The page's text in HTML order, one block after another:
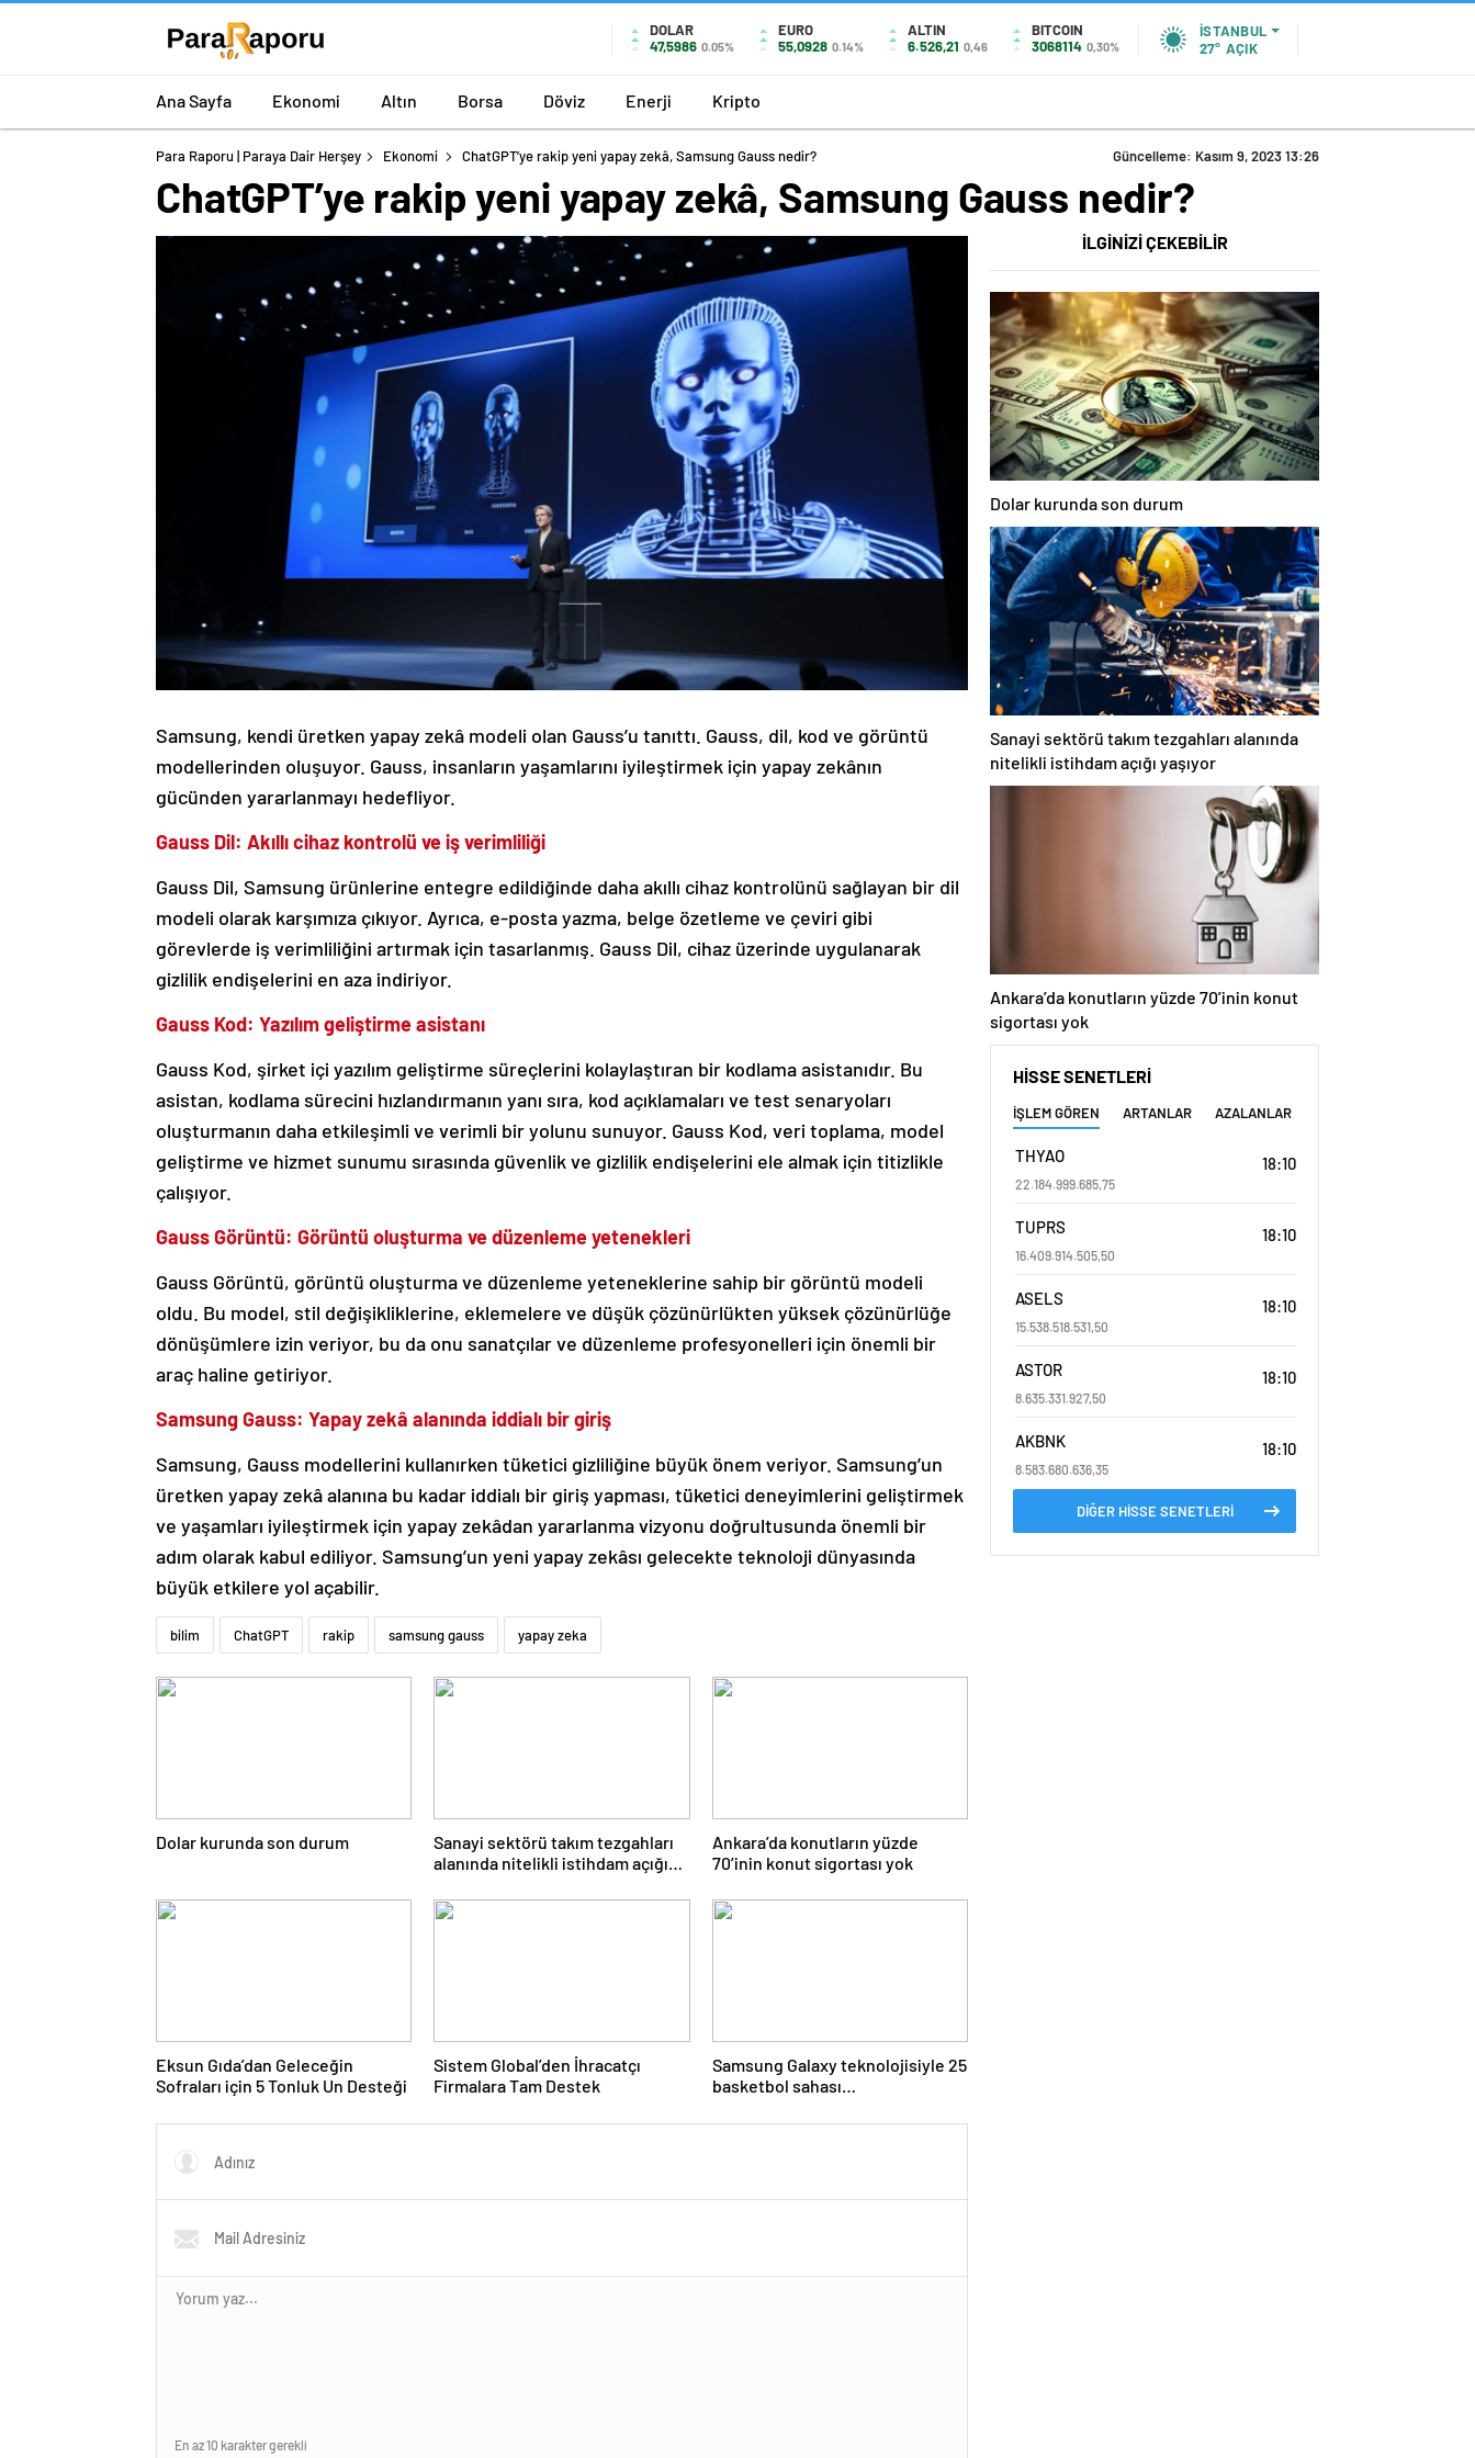
DOLAR
47,5986 0.05%
EURO
55,0928 0.14%
ALTIN
6.526,21 0,46
BITCOIN
3068114 0,30%
İSTANBUL
27° AÇIK
Ana Sayfa Ekonomi Altın Borsa Döviz Enerji Kripto
Para Raporu | Paraya Dair Herşey Ekonomi ChatGPT’ye rakip yeni yapay zekâ, Samsung Gauss nedir? Güncelleme: Kasım 9, 2023 13:26
ChatGPT’ye rakip yeni yapay zekâ, Samsung Gauss nedir?
Samsung, kendi üretken yapay zekâ modeli olan Gauss’u tanıttı. Gauss, dil, kod ve görüntü
modellerinden oluşuyor. Gauss, insanların yaşamlarını iyileştirmek için yapay zekânın
gücünden yararlanmayı hedefliyor.
Gauss Dil: Akıllı cihaz kontrolü ve iş verimliliği
Gauss Dil, Samsung ürünlerine entegre edildiğinde daha akıllı cihaz kontrolünü sağlayan bir dil
modeli olarak karşımıza çıkıyor. Ayrıca, e-posta yazma, belge özetleme ve çeviri gibi
görevlerde iş verimliliğini artırmak için tasarlanmış. Gauss Dil, cihaz üzerinde uygulanarak
gizlilik endişelerini en aza indiriyor.
Gauss Kod: Yazılım geliştirme asistanı
Gauss Kod, şirket içi yazılım geliştirme süreçlerini kolaylaştıran bir kodlama asistanıdır. Bu
asistan, kodlama sürecini hızlandırmanın yanı sıra, kod açıklamaları ve test senaryoları
oluşturmanın daha etkileşimli ve verimli bir yolunu sunuyor. Gauss Kod, veri toplama, model
geliştirme ve hizmet sunumu sırasında güvenlik ve gizlilik endişelerini ele almak için titizlikle
çalışıyor.
Gauss Görüntü: Görüntü oluşturma ve düzenleme yetenekleri
Gauss Görüntü, görüntü oluşturma ve düzenleme yeteneklerine sahip bir görüntü modeli
oldu. Bu model, stil değişikliklerine, eklemelere ve düşük çözünürlükten yüksek çözünürlüğe
dönüşümlere izin veriyor, bu da onu sanatçılar ve düzenleme profesyonelleri için önemli bir
araç haline getiriyor.
Samsung Gauss: Yapay zekâ alanında iddialı bir giriş
Samsung, Gauss modellerini kullanırken tüketici gizliliğine büyük önem veriyor. Samsung’un
üretken yapay zekâ alanına bu kadar iddialı bir giriş yapması, tüketici deneyimlerini geliştirmek
ve yaşamları iyileştirmek için yapay zekâdan yararlanma vizyonu doğrultusunda önemli bir
adım olarak kabul ediliyor. Samsung’un yeni yapay zekâsı gelecekte teknoloji dünyasında
büyük etkilere yol açabilir.
bilim ChatGPT rakip samsung gauss yapay zeka
Dolar kurunda son durum
Sanayi sektörü takım tezgahları
alanında nitelikli istihdam açığı
Ankara’da konutların yüzde
70’inin konut sigortası yok
Eksun Gıda’dan Geleceğin
Sofraları için 5 Tonluk Un Desteği
Sistem Global’den İhracatçı
Firmalara Tam Destek
Samsung Galaxy teknolojisiyle 25
basketbol sahası
habitatı restore edildi
En az 10 karakter gerekli
İLGİNİZİ ÇEKEBİLİR
Dolar kurunda son durum
Sanayi sektörü takım tezgahları alanında
nitelikli istihdam açığı yaşıyor
Ankara’da konutların yüzde 70’inin konut
sigortası yok
HİSSE SENETLERİ
İŞLEM GÖREN ARTANLAR AZALANLAR
THYAO
22.184.999.685,75
18:10
TUPRS
16.409.914.505,50
18:10
ASELS
15.538.518.531,50
18:10
ASTOR
8.635.331.927,50
18:10
AKBNK
8.583.680.636,35
18:10
DİĞER HİSSE SENETLERİ